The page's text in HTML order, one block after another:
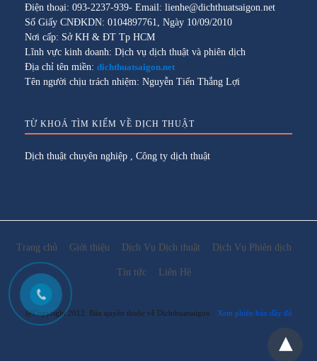
Điện thoại: 093-2237-939- Email: lienhe@dichthuatsaigon.net
Số Giấy CNĐKDN: 0104897761, Ngày 10/09/2010
Nơi cấp: Sở KH & ĐT Tp HCM
Lĩnh vực kinh doanh: Dịch vụ dịch thuật và phiên dịch
Địa chỉ tên miền: dichthuatsaigon.net
Tên người chịu trách nhiệm: Nguyễn Tiến Thắng Lợi
TỪ KHOÁ TÌM KIẾM VỀ DỊCH THUẬT
Dịch thuật chuyên nghiệp , Công ty dịch thuật
Trang chủ Giới thiệu Dịch Vụ Dịch thuật Dịch Vụ Phiên dịch
Tin tức Liên Hệ
@Copyright 2012. Bản quyền thuộc về Dichthuatsaigon Xem phiên bản đầy đủ